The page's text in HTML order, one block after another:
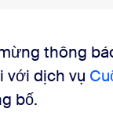
thông
với dịch vụ
bố.